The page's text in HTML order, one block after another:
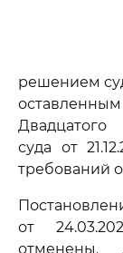
решением
Двадцатого
суда от
требований
от
отменены.